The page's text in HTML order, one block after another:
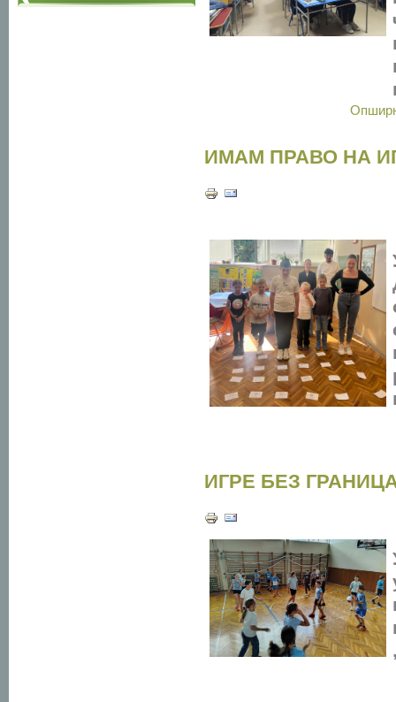
ИМАМ ПРАВО НА
ИГРЕ БЕЗ